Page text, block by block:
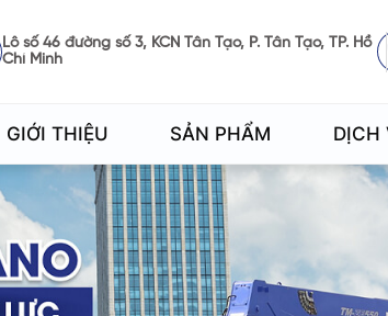
Lô số 46 đường số 3, KCN Tân Tạo, P. Tân Tạo, TP. Hồ
Chí Minh
GIỚI THIỆU SẢN PHẨM DỊCH